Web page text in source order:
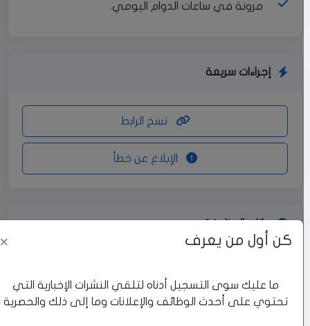
مرونة في ساعات الدوام اليومي.
إجراءات سريعة
الإبلاغ عن خطأ
بيانات الوظيفة
رام الله والبيرة
العنوان
كن أول من يعرف ×
ما عليك سوى التسجيل أدناه لتلقي النشرات الإخبارية التي
تحتوي على أحدث الوظائف والإعلانات وما إلى ذلك والحصرية